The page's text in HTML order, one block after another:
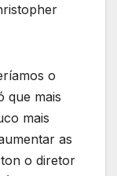
o
que mais
mais
as
o diretor